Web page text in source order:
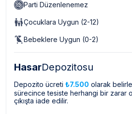
Parti Düzenlenemez
Çocuklara Uygun (2-12)
Bebeklere Uygun (0-2)
HasarDepozitosu
Depozito ücreti ₺7.500 olarak
sürecince tesiste herhangi bir zarar
çıkışta iade edilir.